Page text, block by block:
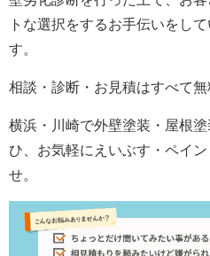
トな選択をするお手伝いをし
す。
相談・診断・お見積はすべて無
横浜・川崎で外壁塗装・屋根
ひ、お気軽にえいぶす・ペイ
せ。